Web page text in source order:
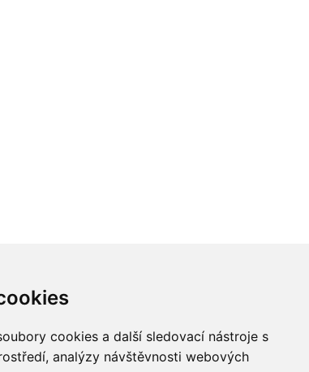
cookies a další sledovací nástroje s
analýzy návštěvnosti webových